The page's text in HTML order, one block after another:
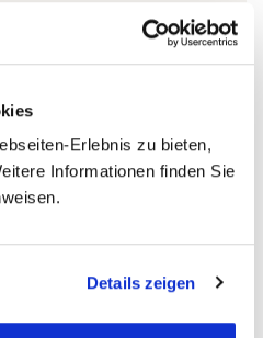
Erlebnis zu bieten,
Informationen finden Sie
Details zeigen
+49 (0)761 / 21 16 99-11
Ihrer Buchung bei uns
treffen:
mit über
Erfahrung!